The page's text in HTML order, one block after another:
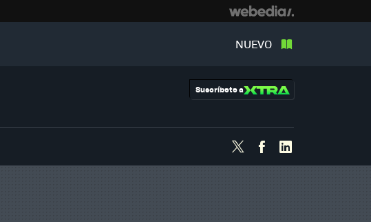
NUEVO
Suscríbete a
TwitterFacebook